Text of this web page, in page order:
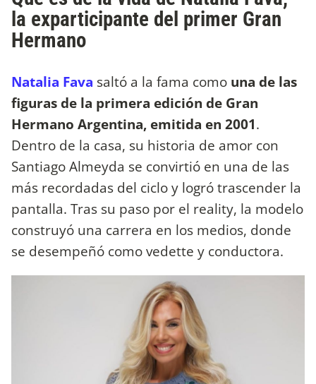
la exparticipante del primer Gran
Hermano
Natalia Fava saltó a la fama como una de las
figuras de la primera edición de Gran
Hermano Argentina, emitida en 2001.
Dentro de la casa, su historia de amor con
Santiago Almeyda se convirtió en una de las
más recordadas del ciclo y logró trascender la
pantalla. Tras su paso por el reality, la modelo
construyó una carrera en los medios, donde
se desempeñó como vedette y conductora.